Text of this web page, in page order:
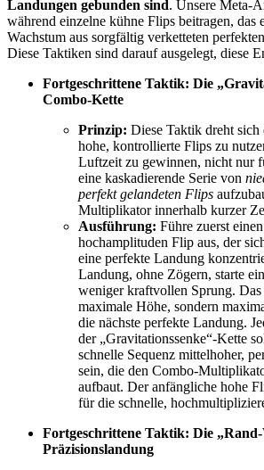
Landungen gebunden sind . Unsere Meta-
während einzelne kühne Flips beitragen, das
Wachstum aus sorgfältig verketteten
Diese Taktiken sind darauf ausgelegt, diese
Fortgeschrittene Taktik: Die
Combo-Kette
Prinzip: Diese Taktik dreht
hohe, kontrollierte Flips zu
Luftzeit zu gewinnen, nicht nur
eine kaskadierende Serie von
perfekt gelandeten Flips
Multiplikator innerhalb kurzer
Ausführung: Führe zuerst
hochamplituden Flip aus, der
eine perfekte Landung
Landung, ohne Zögern, starte
weniger kraftvollen Sprung.
maximale Höhe, sondern
die nächste perfekte Landung.
der „Gravitationssenke“-Kette
schnelle Sequenz mittelhoher,
sein, die den Combo-
aufbaut. Der anfängliche hohe
für die schnelle,
Fortgeschrittene Taktik: Die
Präzisionslandung